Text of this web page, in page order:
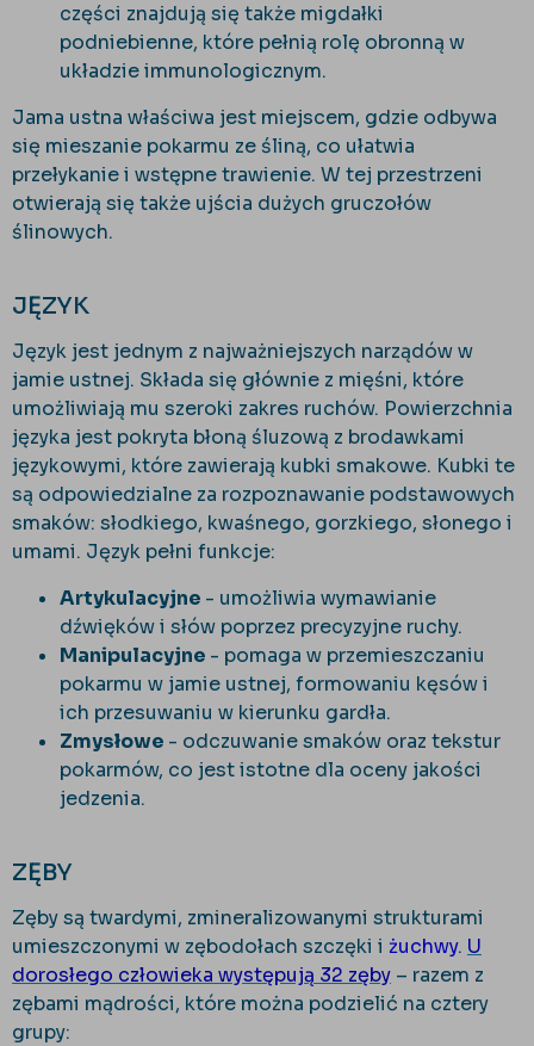
części znajdują się także migdałki
podniebienne, które pełnią rolę obronną w
układzie immunologicznym.
Jama ustna właściwa jest miejscem, gdzie odbywa
się mieszanie pokarmu ze śliną, co ułatwia
przełykanie i wstępne trawienie. W tej przestrzeni
otwierają się także ujścia dużych gruczołów
ślinowych.
JĘZYK
Język jest jednym z najważniejszych narządów w
jamie ustnej. Składa się głównie z mięśni, które
umożliwiają mu szeroki zakres ruchów. Powierzchnia
języka jest pokryta błoną śluzową z brodawkami
językowymi, które zawierają kubki smakowe. Kubki te
są odpowiedzialne za rozpoznawanie podstawowych
smaków: słodkiego, kwaśnego, gorzkiego, słonego i
umami. Język pełni funkcje:
Artykulacyjne - umożliwia wymawianie
dźwięków i słów poprzez precyzyjne ruchy.
Manipulacyjne - pomaga w przemieszczaniu
pokarmu w jamie ustnej, formowaniu kęsów i
ich przesuwaniu w kierunku gardła.
Zmysłowe - odczuwanie smaków oraz tekstur
pokarmów, co jest istotne dla oceny jakości
jedzenia.
ZĘBY
Zęby są twardymi, zmineralizowanymi strukturami
umieszczonymi w zębodołach szczęki i żuchwy. U
dorosłego człowieka występują 32 zęby – razem z
zębami mądrości, które można podzielić na cztery
grupy: